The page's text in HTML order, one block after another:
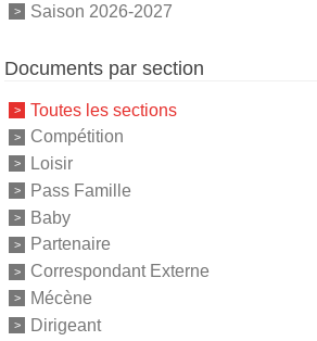
Saison 2026-2027
Documents par section
Toutes les sections
Compétition
Loisir
Pass Famille
Baby
Partenaire
Correspondant Externe
Mécène
Dirigeant